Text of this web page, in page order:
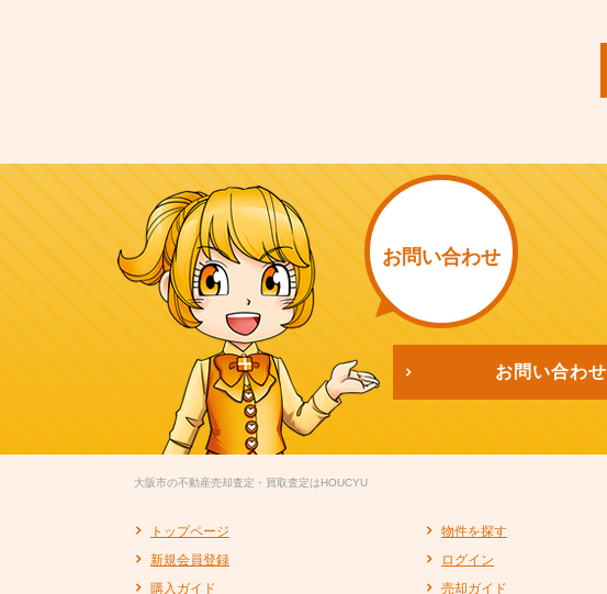
お問い合わせ
お問い合わせ
大阪市の不動産売却査定・買取査定はHOUCYU
トップページ
物件を探す
新規会員登録
ログイン
購入ガイド
売却ガイド